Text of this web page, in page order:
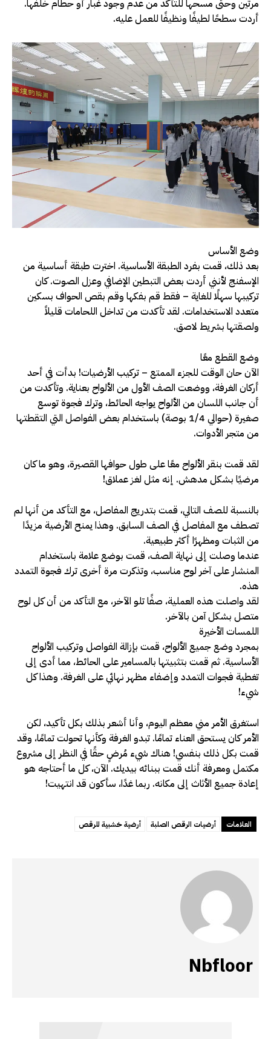
مرتين وحتى مسحها للتأكد من عدم وجود غبار أو حطام خلفها.
أردت سطحًا لطيفًا ونظيفًا للعمل عليه.
وضع الأساس
بعد ذلك، قمت بفرد الطبقة الأساسية. اخترت طبقة أساسية من
الإسفنج لأنني أردت بعض التبطين الإضافي وعزل الصوت. كان
تركيبها سهلًا للغاية – فقط قم بفكها وقم بقص الحواف بسكين
متعدد الاستخدامات. لقد تأكدت من تداخل اللحامات قليلاً
ولصقتها بشريط لاصق.
وضع القطع معًا
الآن حان الوقت للجزء الممتع – تركيب الأرضيات! بدأت في أحد
أركان الغرفة، ووضعت الصف الأول من الألواح بعناية. وتأكدت من
أن جانب اللسان من الألواح يواجه الحائط، وترك فجوة توسع
صغيرة (حوالي 1/4 بوصة) باستخدام بعض الفواصل التي التقطتها
من متجر الأدوات.
لقد قمت بنقر الألواح معًا على طول حوافها القصيرة، وهو ما كان
مرضيًا بشكل مدهش. إنه مثل لغز عملاق!
بالنسبة للصف التالي، قمت بتدريج المفاصل، مع التأكد من أنها لم
تصطف مع المفاصل في الصف السابق. وهذا يمنح الأرضية مزيدًا
من الثبات ومظهرًا أكثر طبيعية.
عندما وصلت إلى نهاية الصف، قمت بوضع علامة باستخدام
المنشار على آخر لوح مناسب، وتذكرت مرة أخرى ترك فجوة التمدد
هذه.
لقد واصلت هذه العملية، صفًا تلو الآخر، مع التأكد من أن كل لوح
متصل بشكل آمن بالآخر.
اللمسات الأخيرة
بمجرد وضع جميع الألواح، قمت بإزالة الفواصل وتركيب الألواح
الأساسية. ثم قمت بتثبيتها بالمسامير على الحائط، مما أدى إلى
تغطية فجوات التمدد وإضفاء مظهر نهائي على الغرفة. وهذا كل
شيء!
استغرق الأمر مني معظم اليوم، وأنا أشعر بذلك بكل تأكيد، لكن
الأمر كان يستحق العناء تمامًا. تبدو الغرفة وكأنها تحولت تمامًا، وقد
قمت بكل ذلك بنفسي! هناك شيء مُرضٍ حقًا في النظر إلى مشروع
مكتمل ومعرفة أنك قمت ببنائه بيديك. الآن، كل ما أحتاجه هو
إعادة جميع الأثاث إلى مكانه. ربما غدًا، سأكون قد انتهيت!
العلامات أرضيات الرقص الصلبة أرضية خشبية للرقص
Nbfloor